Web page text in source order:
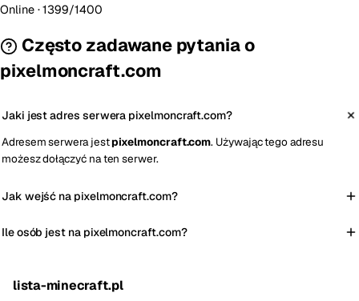
Online· 1399/1400
Często zadawane pytania o
pixelmoncraft.com
Jaki jest adres serwera pixelmoncraft.com?
Adresem serwera jestpixelmoncraft.com. Używając tego adresu
możesz dołączyć na ten serwer.
Jak wejść na pixelmoncraft.com?
Ile osób jest na pixelmoncraft.com?
lista-minecraft.pl